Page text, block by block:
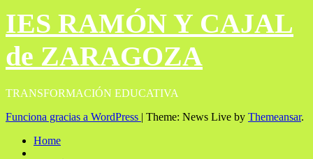
IES RAMÓN Y CAJAL
de ZARAGOZA
TRANSFORMACIÓN EDUCATIVA
Funciona gracias a WordPress
Theme: News Live by Themeansar.
Home